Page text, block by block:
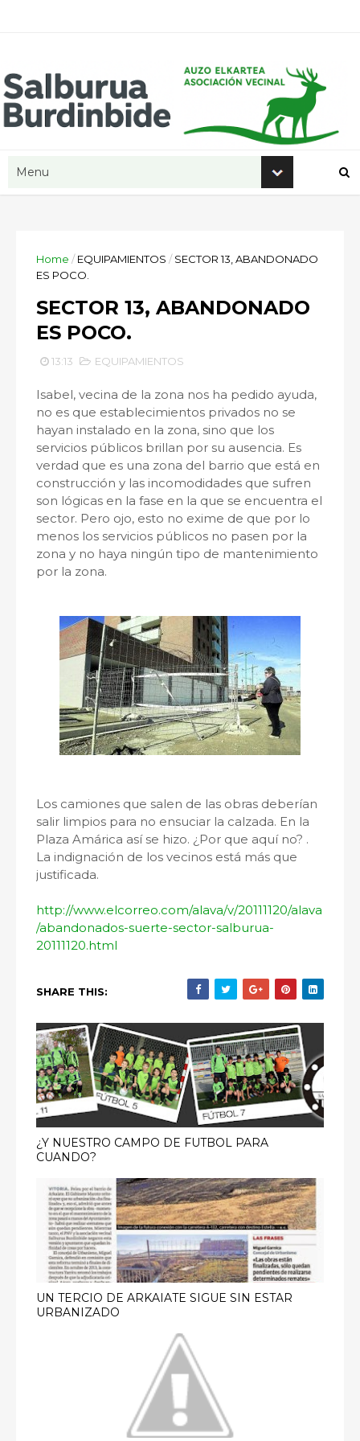
Home / EQUIPAMIENTOS / SECTOR 13, ABANDONADO
ES POCO.
SECTOR 13, ABANDONADO
ES POCO.
13:13 EQUIPAMIENTOS
Isabel, vecina de la zona nos ha pedido ayuda,
no es que establecimientos privados no se
hayan instalado en la zona, sino que los
servicios públicos brillan por su ausencia. Es
verdad que es una zona del barrio que está en
construcción y las incomodidades que sufren
son lógicas en la fase en la que se encuentra el
sector. Pero ojo, esto no exime de que por lo
menos los servicios públicos no pasen por la
zona y no haya ningún tipo de mantenimiento
por la zona.
Los camiones que salen de las obras deberían
salir limpios para no ensuciar la calzada. En la
Plaza Amárica así se hizo. ¿Por que aquí no? .
La indignación de los vecinos está más que
justificada.
http://www.elcorreo.com/alava/v/20111120/alava
/abandonados-suerte-sector-salburua-
20111120.html
SHARE THIS:
¿Y NUESTRO CAMPO DE FUTBOL PARA
CUANDO?
UN TERCIO DE ARKAIATE SIGUE SIN ESTAR
URBANIZADO